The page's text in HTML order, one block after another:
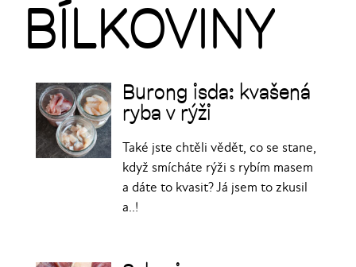
BÍLKOVINY
Burong isda: kvašená
ryba v rýži
Také jste chtěli vědět, co se stane,
když smícháte rýži s rybím masem
a dáte to kvasit? Já jsem to zkusil
a..!